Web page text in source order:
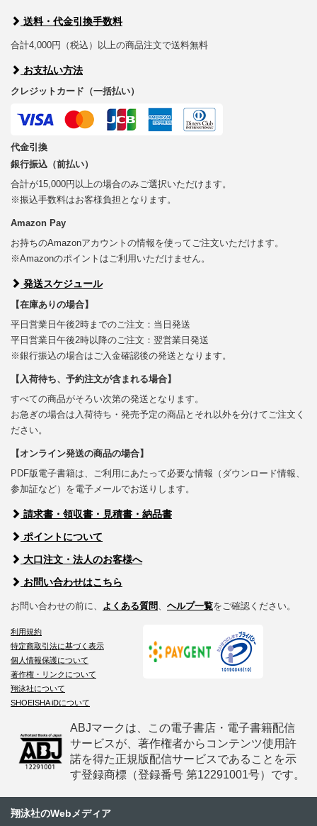
送料・代金引換手数料
合計4,000円（税込）以上の商品注文で送料無料
お支払い方法
クレジットカード（一括払い）
代金引換
銀行振込（前払い）
合計が15,000円以上の場合のみご選択いただけます。
※振込手数料はお客様負担となります。
Amazon Pay
お持ちのAmazonアカウントの情報を使ってご注文いただけます。
※Amazonのポイントはご利用いただけません。
発送スケジュール
【在庫ありの場合】
平日営業日午後2時までのご注文：当日発送
平日営業日午後2時以降のご注文：翌営業日発送
※銀行振込の場合はご入金確認後の発送となります。
【入荷待ち、予約注文が含まれる場合】
すべての商品がそろい次第の発送となります。
お急ぎの場合は入荷待ち・発売予定の商品とそれ以外を分けてご注文く
ださい。
【オンライン発送の商品の場合】
PDF版電子書籍は、ご利用にあたって必要な情報（ダウンロード情報、
参加証など）を電子メールでお送りします。
請求書・領収書・見積書・納品書
ポイントについて
大口注文・法人のお客様へ
お問い合わせはこちら
お問い合わせの前に、 よくある質問、 ヘルプ一覧をご確認ください。
利用規約
特定商取引法に基づく表示
個人情報保護について
著作権・リンクについて
翔泳社について
SHOEISHA iDについて
ABJマークは、この電子書店・電子書籍配信
サービスが、著作権者からコンテンツ使用許
諾を得た正規版配信サービスであることを示
す登録商標（登録番号 第12291001号）です。
翔泳社のWebメディア